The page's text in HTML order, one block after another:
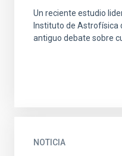
Un reciente estudio
Instituto de Astrofísica
antiguo debate sobre
NOTICIA